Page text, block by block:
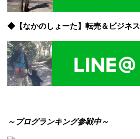
◆【なかのしょーた】転売＆ビジネ
～ブログランキング参戦中～